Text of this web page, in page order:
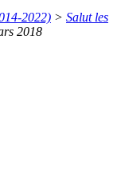
2022) > Salut les
2018